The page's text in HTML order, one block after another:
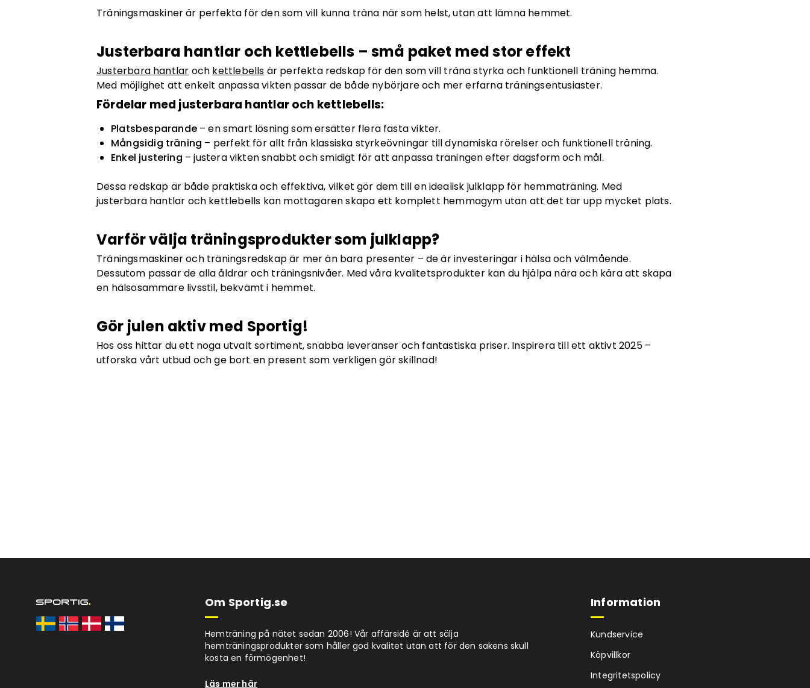
Träningsmaskiner är perfekta för den som vill kunna träna när som helst, utan att lämna hemmet.
Justerbara hantlar och kettlebells – små paket med stor effekt
Justerbara hantlar och kettlebells är perfekta redskap för den som vill träna styrka och funktionell träning hemma.
Med möjlighet att enkelt anpassa vikten passar de både nybörjare och mer erfarna träningsentusiaster.
Fördelar med justerbara hantlar och kettlebells:
Platsbesparande – en smart lösning som ersätter flera fasta vikter.
Mångsidig träning – perfekt för allt från klassiska styrkeövningar till dynamiska rörelser och funktionell träning.
Enkel justering – justera vikten snabbt och smidigt för att anpassa träningen efter dagsform och mål.
Dessa redskap är både praktiska och effektiva, vilket gör dem till en idealisk julklapp för hemmaträning. Med
justerbara hantlar och kettlebells kan mottagaren skapa ett komplett hemmagym utan att det tar upp mycket plats.
Varför välja träningsprodukter som julklapp?
Träningsmaskiner och träningsredskap är mer än bara presenter – de är investeringar i hälsa och välmående.
Dessutom passar de alla åldrar och träningsnivåer. Med våra kvalitetsprodukter kan du hjälpa nära och kära att skapa
en hälsosammare livsstil, bekvämt i hemmet.
Gör julen aktiv med Sportig!
Hos oss hittar du ett noga utvalt sortiment, snabba leveranser och fantastiska priser. Inspirera till ett aktivt 2025 –
utforska vårt utbud och ge bort en present som verkligen gör skillnad!
Om Sportig.se
Hemträning på nätet sedan 2006! Vår affärsidé är att sälja
hemträningsprodukter som håller god kvalitet utan att för den sakens skull
kosta en förmögenhet!
Läs mer här
Information
Kundservice
Köpvillkor
Integritetspolicy